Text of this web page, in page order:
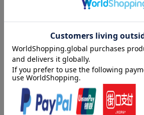
愛猫の飼い主なら、誰しもそう願うもの。
猫の健康を左右する大きな要因のひとつが
でも、無数にあるキャットフードの中か
ぶのは至難のワザ…。
そこで、獣医師であり、ペット栄養管理士
も持つ、ペット栄養学のスペシャリストで
猫の健康と寿命を守る食事の基本を徹底解
内容紹介（「BOOK」データベー
キャットフードはどう選ぶ？病気やトラブ
よりも詳しい愛猫のための食事術！